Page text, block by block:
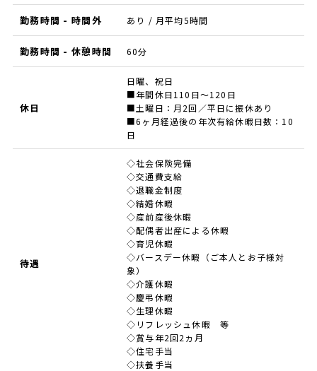
勤務時間 - 時間外 あり / 月平均5時間
勤務時間 - 休憩時間 60分
休日
日曜、祝日
■年間休日110日～120日
■土曜日：月2回／平日に振休あり
■6ヶ月経過後の年次有給休暇日数：10
日
待遇
◇社会保険完備
◇交通費支給
◇退職金制度
◇結婚休暇
◇産前産後休暇
◇配偶者出産による休暇
◇育児休暇
◇バースデー休暇（ご本人とお子様対
象）
◇介護休暇
◇慶弔休暇
◇生理休暇
◇リフレッシュ休暇 等
◇賞与年2回2ヵ月
◇住宅手当
◇扶養手当